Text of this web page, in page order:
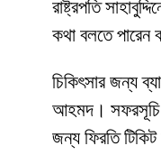
রাষ্ট্রপতি
কথা বলতে পারেন
চিকিৎসার জন্য
আহমদ। সফরসূচি
জন্য ফিরতি